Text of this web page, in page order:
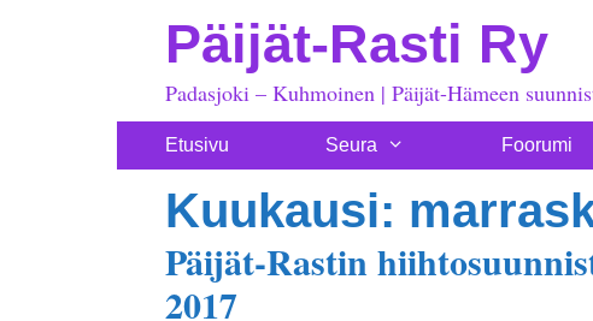
Päijät-Rasti Ry
Padasjoki – Kuhmoinen | Päijät-Hämeen
Etusivu Seura Foorumi
Kuukausi:
Päijät-Rastin
2017